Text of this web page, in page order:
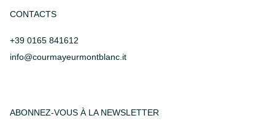
CONTACTS
+39 0165 841612
info@courmayeurmontblanc.it
ABONNEZ-VOUS À LA NEWSLETTER